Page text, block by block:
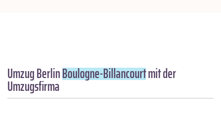
Umzug BerlinBoulogne-Billancourtmit der
Umzugsfirma